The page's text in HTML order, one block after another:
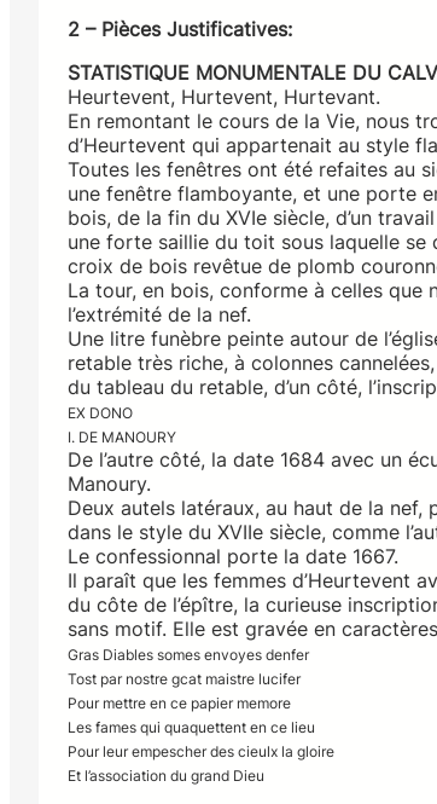
2 – Pièces Justificatives:
STATISTIQUE MONUMENTALE DU
Heurtevent, Hurtevent, Hurtevant.
En remontant le cours de la Vie, nous
d’Heurtevent qui appartenait au style
Toutes les fenêtres ont été refaites au
une fenêtre flamboyante, et une porte
bois, de la fin du XVIe siècle, d’un
une forte saillie du toit sous laquelle se
croix de bois revêtue de plomb
La tour, en bois, conforme à celles que
l’extrémité de la nef.
Une litre funèbre peinte autour de
retable très riche, à colonnes
du tableau du retable, d’un côté,
EX DONO
I. DE MANOURY
De l’autre côté, la date 1684 avec un
Manoury.
Deux autels latéraux, au haut de la
dans le style du XVIIe siècle, comme
Le confessionnal porte la date 1667.
Il paraît que les femmes d’Heurtevent
du côte de l’épître, la curieuse
sans motif. Elle est gravée en
Gras Diables somes envoyes denfer
Tost par nostre gcat maistre lucifer
Pour mettre en ce papier memore
Les fames qui quaquettent en ce lieu
Pour leur empescher des cieulx la gloire
Et l’association du grand Dieu